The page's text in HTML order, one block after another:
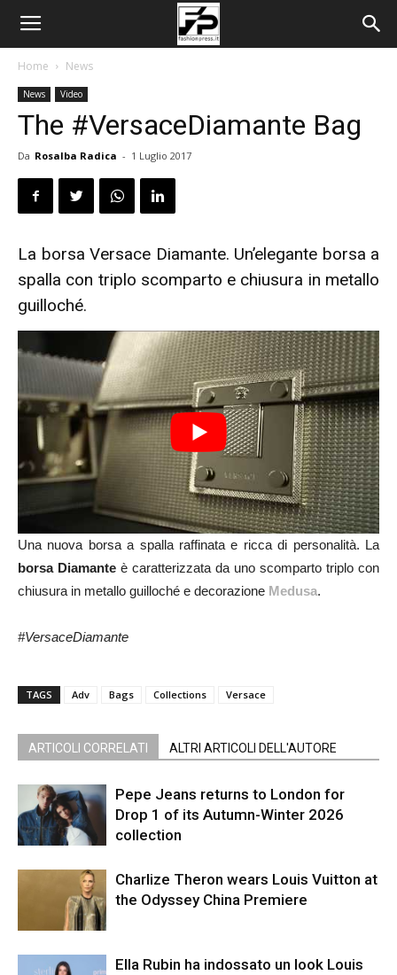
Home News
News Video
The #VersaceDiamante Bag
Da Rosalba Radica - 1 Luglio 2017
La borsa Versace Diamante. Un’elegante borsa a
spalla con triplo scomparto e chiusura in metallo
guilloché.
Una nuova borsa a spalla raffinata e ricca di personalità. La
borsa Diamante è caratterizzata da uno scomparto triplo con
chiusura in metallo guilloché e decorazione Medusa.
#VersaceDiamante
TAGS Adv Bags Collections Versace
ARTICOLI CORRELATI ALTRI ARTICOLI DELL'AUTORE
Pepe Jeans returns to London for
Drop 1 of its Autumn-Winter 2026
collection
Charlize Theron wears Louis Vuitton at
the Odyssey China Premiere
Ella Rubin ha indossato un look Louis